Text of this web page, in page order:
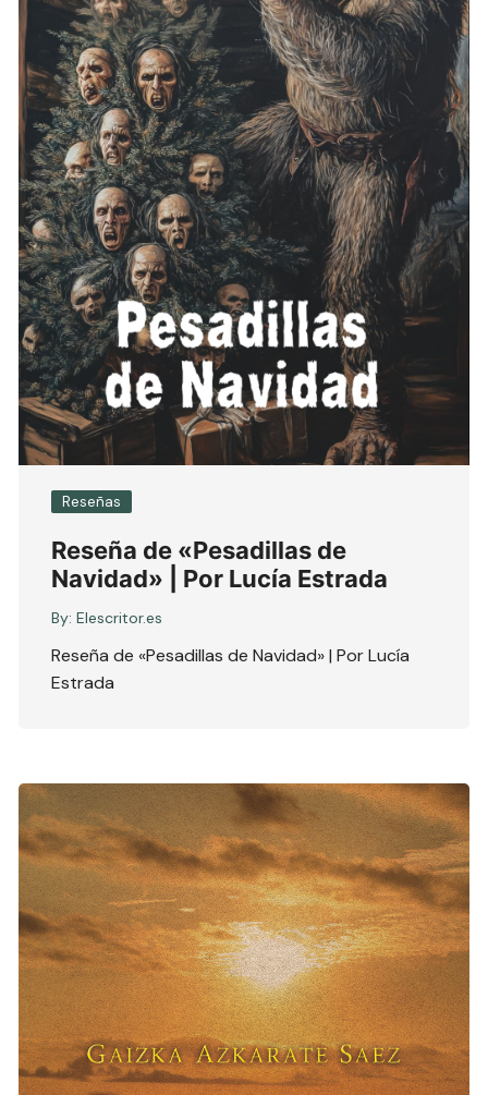
Reseñas
Reseña de «Pesadillas de
Navidad» | Por Lucía Estrada
By: Elescritor.es
Reseña de «Pesadillas de Navidad» | Por Lucía
Estrada